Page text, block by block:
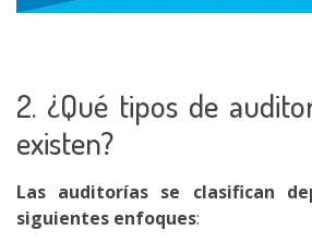
2. ¿Qué tipos de
existen?
Las auditorías se clasifican
siguientes enfoques: